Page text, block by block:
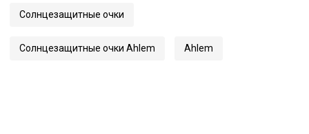
Солнцезащитные очки
Солнцезащитные очки Ahlem Ahlem